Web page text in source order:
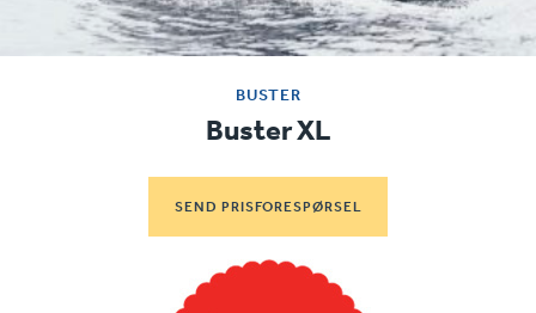
BUSTER
Buster XL
SEND PRISFORESPØRSEL